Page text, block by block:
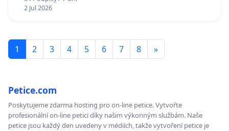
2 Jul 2026
1 2 3 4 5 6 7 8 »
Petice.com
Poskytujeme zdarma hosting pro on-line petice. Vytvořte
profesionální on-line petici díky našim výkonným službám. Naše
petice jsou každý den uvedeny v médiích, takže vytvoření petice je